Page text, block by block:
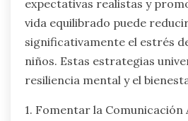
expectativas realistas y
vida equilibrado puede
significativamente el estrés
niños. Estas estrategias
resiliencia mental y el
1. Fomentar la